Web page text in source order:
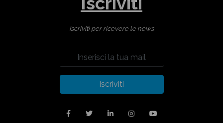
Iscriviti per ricevere le news
Iscriviti